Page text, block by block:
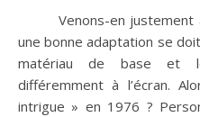
Venons-en justement
une bonne adaptation se
matériau de base et
différemment à l’écran.
intrigue » en 1976 ?